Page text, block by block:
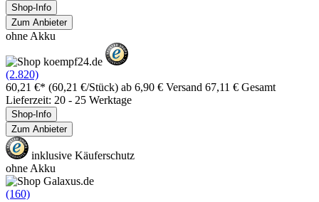
Shop-Info
Zum Anbieter
ohne Akku
(2.820)
60,21 €* (60,21 €/Stück) ab 6,90 € Versand 67,11 € Gesamt
Lieferzeit: 20 - 25 Werktage
Shop-Info
Zum Anbieter
inklusive Käuferschutz
ohne Akku
(160)